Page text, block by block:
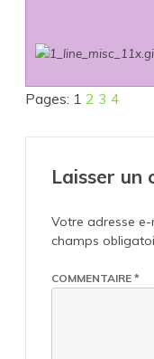
Pages: 1 2 3 4
Laisser un
Votre adresse
champs
COMMENTAIRE *